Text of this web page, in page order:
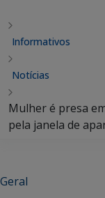
Informativos
Notícias
Mulher é presa
pela janela de
Geral